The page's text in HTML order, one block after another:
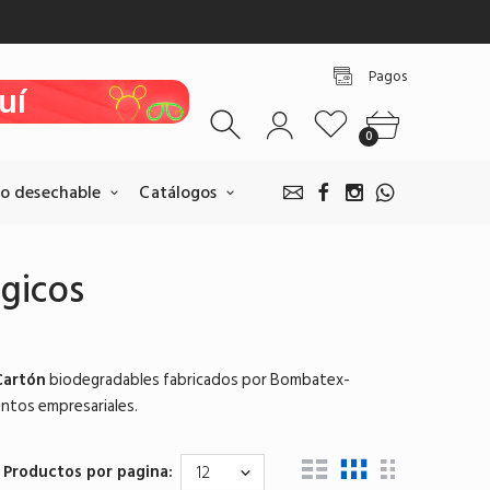
Regalos
0Pagos
BANCOLOMBIA
nuestro QR.
0
desechable Catálogos
biodegradables fabricados por Bombatex-
empresariales.
Productos por pagina: